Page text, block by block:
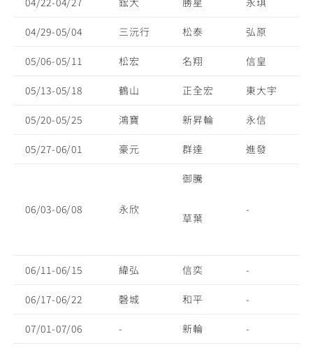
04/29-05/04 三沅行 松泰 弘原
05/06-05/11 松宏 名翔 信皇
05/13-05/18 鶴山 正全宏 東大宇
05/20-05/25 鴻寶 新昇輪 永信
05/27-06/01 豪元 群達 進發
06/03-06/08 永欣
御騰
草葉
-
06/11-06/15 緯弘 信奕 -
06/17-06/22 磬城 和平 -
07/01-07/06 - 新輪 -